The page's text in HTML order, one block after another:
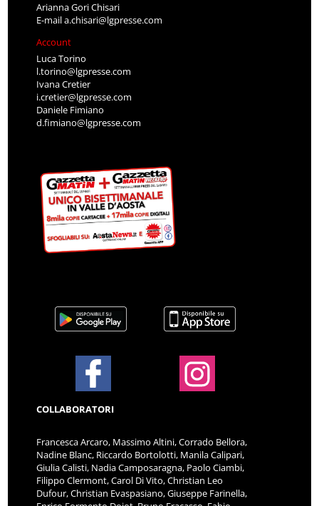
Arianna Gori Chisari
E-maila.chisari@lgpresse.com
Account
Luca Torino
l.torino@lgpresse.com
Ivana Cretier
i.cretier@lgpresse.com
Daniele Fimiano
d.fimiano@lgpresse.com
COLLABORATORI
Francesca Arcaro, Massimo Altini, Corrado Bellora,
Nadine Blanc, Riccardo Bortolotti, Manila Calipari,
Giulia Calisti, Nadia Camposaragna, Paolo Ciambi,
Filippo Clermont, Carol Di Vito, Christian Leo
Dufour, Christian Evaspasiano, Giuseppe Farinella,